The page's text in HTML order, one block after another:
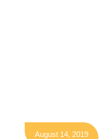
August 14, 2019